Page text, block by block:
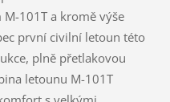
101T a kromě výše
první civilní letoun této
plně přetlakovou
letounu M-101T